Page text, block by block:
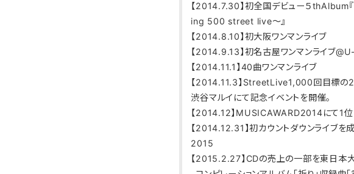
【2014.7.30】初全国デビュー５
ing 500 street live～』
【2014.8.10】初大阪ワンマンライブ
【2014.9.13】初名古屋ワンマンライブ
【2014.11.1】40曲ワンマンライブ
【2014.11.3】StreetLive1,000回目標の2
渋谷マルイにて記念イベントを開催。
【2014.12】MUSICAWARD2014にて1
【2014.12.31】初カウントダウンライブを
2015
【2015.2.27】CDの売上の一部を東日本